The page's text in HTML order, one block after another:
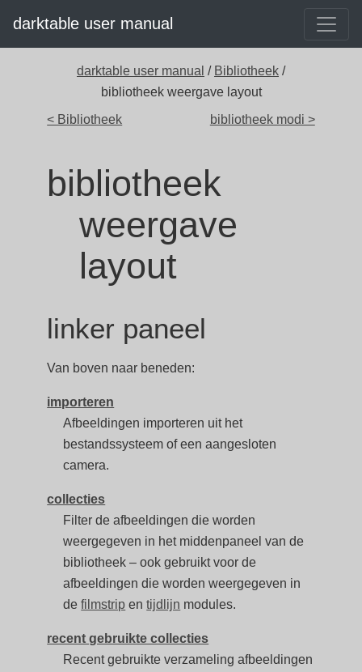
darktable user manual
darktable user manual / Bibliotheek /
bibliotheek weergave layout
< Bibliotheek
bibliotheek modi >
bibliotheek
weergave
layout
linker paneel
Van boven naar beneden:
importeren
Afbeeldingen importeren uit het
bestandssysteem of een aangesloten
camera.
collecties
Filter de afbeeldingen die worden
weergegeven in het middenpaneel van de
bibliotheek – ook gebruikt voor de
afbeeldingen die worden weergegeven in
defilmstrip entijdlijn modules.
recent gebruikte collecties
Recent gebruikte verzameling afbeeldingen